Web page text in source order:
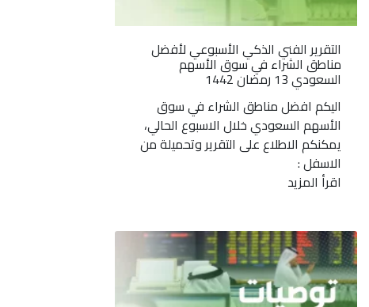
التقرير الفني الذكي الأسبوعي لأفضل
مناطق الشراء في سوق الأسهم
السعودي 13 رمضان 1442
اليكم افضل مناطق الشراء في سوق
الأسهم السعودي خلال الاسبوع الحالي،
يمكنكم الاطلاع على التقرير وتحميلة من
الاسفل :
اقرأ المزيد